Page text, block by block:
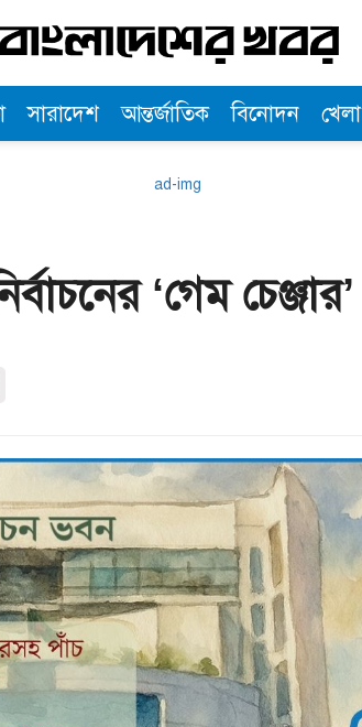
সারাদেশ আন্তর্জাতিক বিনোদন খেলা
‘গেম চেঞ্জার’